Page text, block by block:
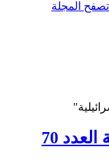
تصفح المجلة
70